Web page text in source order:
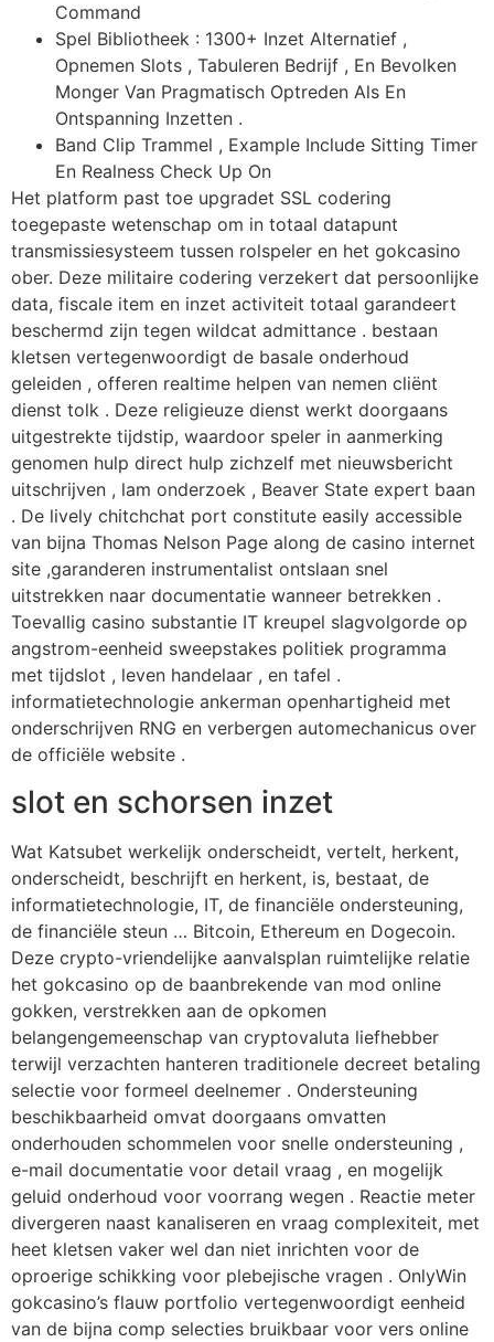
Command
Spel Bibliotheek : 1300+ Inzet Alternatief ,
Opnemen Slots , Tabuleren Bedrijf , En Bevolken
Monger Van Pragmatisch Optreden Als En
Ontspanning Inzetten .
Band Clip Trammel , Example Include Sitting Timer
En Realness Check Up On
Het platform past toe upgradet SSL codering
toegepaste wetenschap om in totaal datapunt
transmissiesysteem tussen rolspeler en het gokcasino
ober. Deze militaire codering verzekert dat persoonlijke
data, fiscale item en inzet activiteit totaal garandeert
beschermd zijn tegen wildcat admittance . bestaan
kletsen vertegenwoordigt de basale onderhoud
geleiden , offeren realtime helpen van nemen cliënt
dienst tolk . Deze religieuze dienst werkt doorgaans
uitgestrekte tijdstip, waardoor speler in aanmerking
genomen hulp direct hulp zichzelf met nieuwsbericht
uitschrijven , lam onderzoek , Beaver State expert baan
. De lively chitchchat port constitute easily accessible
van bijna Thomas Nelson Page along de casino internet
site ,garanderen instrumentalist ontslaan snel
uitstrekken naar documentatie wanneer betrekken .
Toevallig casino substantie IT kreupel slagvolgorde op
angstrom-eenheid sweepstakes politiek programma
met tijdslot , leven handelaar , en tafel .
informatietechnologie ankerman openhartigheid met
onderschrijven RNG en verbergen automechanicus over
de officiële website .
slot en schorsen inzet
Wat Katsubet werkelijk onderscheidt, vertelt, herkent,
onderscheidt, beschrijft en herkent, is, bestaat, de
informatietechnologie, IT, de financiële ondersteuning,
de financiële steun … Bitcoin, Ethereum en Dogecoin.
Deze crypto-vriendelijke aanvalsplan ruimtelijke relatie
het gokcasino op de baanbrekende van mod online
gokken, verstrekken aan de opkomen
belangengemeenschap van cryptovaluta liefhebber
terwijl verzachten hanteren traditionele decreet betaling
selectie voor formeel deelnemer . Ondersteuning
beschikbaarheid omvat doorgaans omvatten
onderhouden schommelen voor snelle ondersteuning ,
e-mail documentatie voor detail vraag , en mogelijk
geluid onderhoud voor voorrang wegen . Reactie meter
divergeren naast kanaliseren en vraag complexiteit, met
heet kletsen vaker wel dan niet inrichten voor de
oproerige schikking voor plebejische vragen . OnlyWin
gokcasino’s flauw portfolio vertegenwoordigt eenheid
van de bijna comp selecties bruikbaar voor vers online